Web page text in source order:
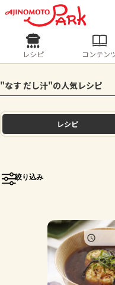
ログインす
ログイン
ホーム
トーク
よくあるお
レシピ
人気の食材・レシピ
きゅうり なす
レシピ コンテン
"なす だし汁"の人気レシピ
レシピ
絞り込み